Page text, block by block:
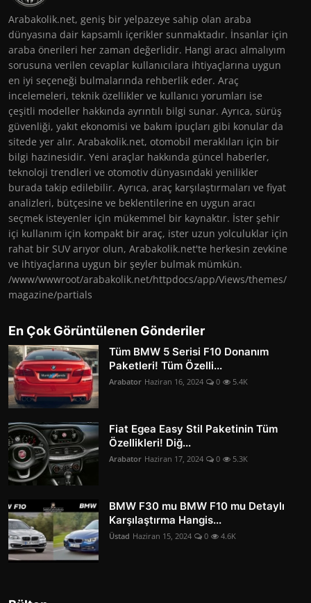
Arabakolik.net, geniş bir yelpazeye sahip olan araba
dünyasına dair kapsamlı içerikler sunmaktadır. İnsanlar için
araba önerileri her zaman değerlidir. Hangi aracı almalıyım
sorusuna verilen cevaplar kullanıcılara ihtiyaçlarına uygun
en iyi seçeneği bulmalarında rehberlik eder. Araç
incelemeleri, teknik özellikler ve kullanıcı yorumları ise
çeşitli modeller hakkında ayrıntılı bilgi sunar. Ayrıca, sürüş
güvenliği, yakıt ekonomisi ve bakım ipuçları gibi konular da
sitede yer alır. Arabakolik.net, otomobil meraklıları için bir
bilgi hazinesidir. Yeni araçlar hakkında güncel haberler,
teknoloji trendleri ve otomotiv dünyasındaki yenilikler
burada takip edilebilir. Ayrıca, araç karşılaştırmaları ve fiyat
analizleri, bütçesine ve beklentilerine en uygun aracı
seçmek isteyenler için mükemmel bir kaynaktır. İster şehir
içi kullanım için kompakt bir araç, ister uzun yolculuklar için
rahat bir SUV arıyor olun, Arabakolik.net'te herkesin zevkine
ve ihtiyaçlarına uygun bir şeyler bulmak mümkün.
/www/wwwroot/arabakolik.net/httpdocs/app/Views/themes/
magazine/partials
En Çok Görüntülenen Gönderiler
Tüm BMW 5 Serisi F10 Donanım
Paketleri! Tüm Özelli...
Arabator Haziran 16, 2024 0 5.4K
Fiat Egea Easy Stil Paketinin Tüm
Özellikleri! Diğ...
Arabator Haziran 17, 2024 0 5.3K
BMW F30 mu BMW F10 mu Detaylı
Karşılaştırma Hangis...
Üstad Haziran 15, 2024 0 4.6K